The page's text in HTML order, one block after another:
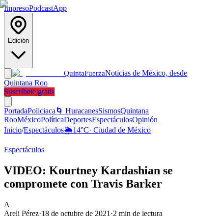
ImpresoPodcastApp
Edición
QuintaFuerzaNoticias de México, desde
Quintana Roo
Suscríbete gratis
PortadaPoliciaca 🌀 HuracanesSismosQuintana
RooMéxicoPolíticaDeportesEspectáculosOpinión
Inicio/Espectáculos🌦️14°C· Ciudad de México
Espectáculos
VIDEO: Kourtney Kardashian se
compromete con Travis Barker
A
Areli Pérez·18 de octubre de 2021 ·2 min de lectura